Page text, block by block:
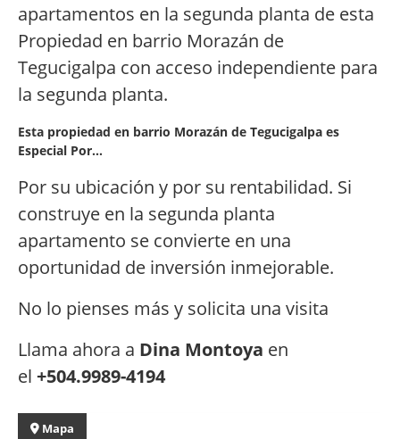
apartamentos en la segunda planta de esta
Propiedad en barrio Morazán de
Tegucigalpa con acceso independiente para
la segunda planta.
Esta propiedad en barrio Morazán de Tegucigalpa es
Especial Por…
Por su ubicación y por su rentabilidad. Si
construye en la segunda planta
apartamento se convierte en una
oportunidad de inversión inmejorable.
No lo pienses más y solicita una visita
Llama ahora a Dina Montoya en
el +504.9989-4194
Mapa